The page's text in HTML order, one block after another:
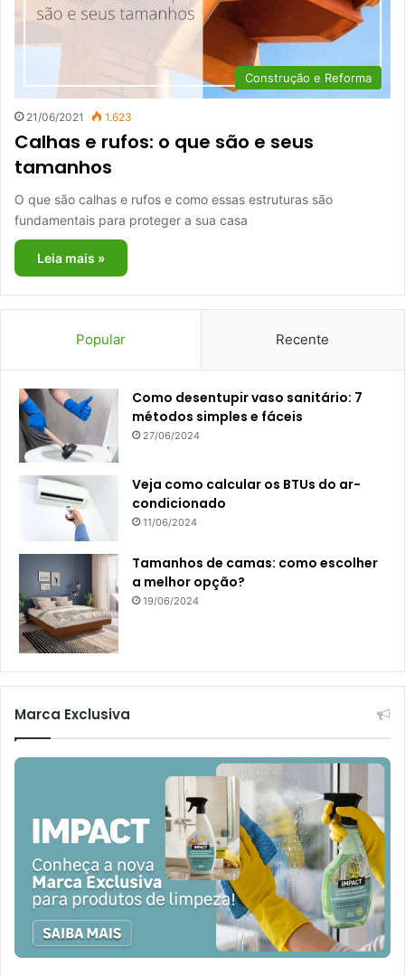
Construção e Reforma
21/06/2021 1.623
Calhas e rufos: o que são e seus
tamanhos
O que são calhas e rufos e como essas estruturas são
fundamentais para proteger a sua casa
Leia mais »
Popular Recente
Como desentupir vaso sanitário: 7
métodos simples e fáceis
27/06/2024
Veja como calcular os BTUs do ar-
condicionado
11/06/2024
Tamanhos de camas: como escolher
a melhor opção?
19/06/2024
Marca Exclusiva